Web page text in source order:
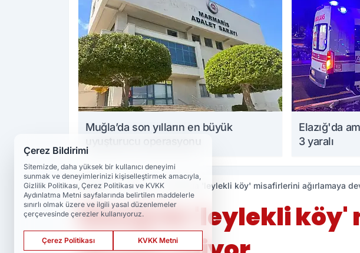
Muğla’da son yılların en büyük
uyuşturucu operasyonu
Elazığ'da
3 yaralı
Haberler Güncel Elazığ'da 'leylekli köy' misafirlerini ağırlamaya
Elazığ'da 'leylekli
Çerez Bildirimi
Sitemizde, daha yüksek bir kullanıcı deneyimi
sunmak ve deneyimlerinizi kişiselleştirmek amacıyla,
Gizlilik Politikası, Çerez Politikası ve KVKK
Aydınlatma Metni sayfalarında belirtilen maddelerle
sınırlı olmak üzere ve ilgili yasal düzenlemeler
çerçevesinde çerezler kullanıyoruz.
Çerez Politikası KVKK Metni